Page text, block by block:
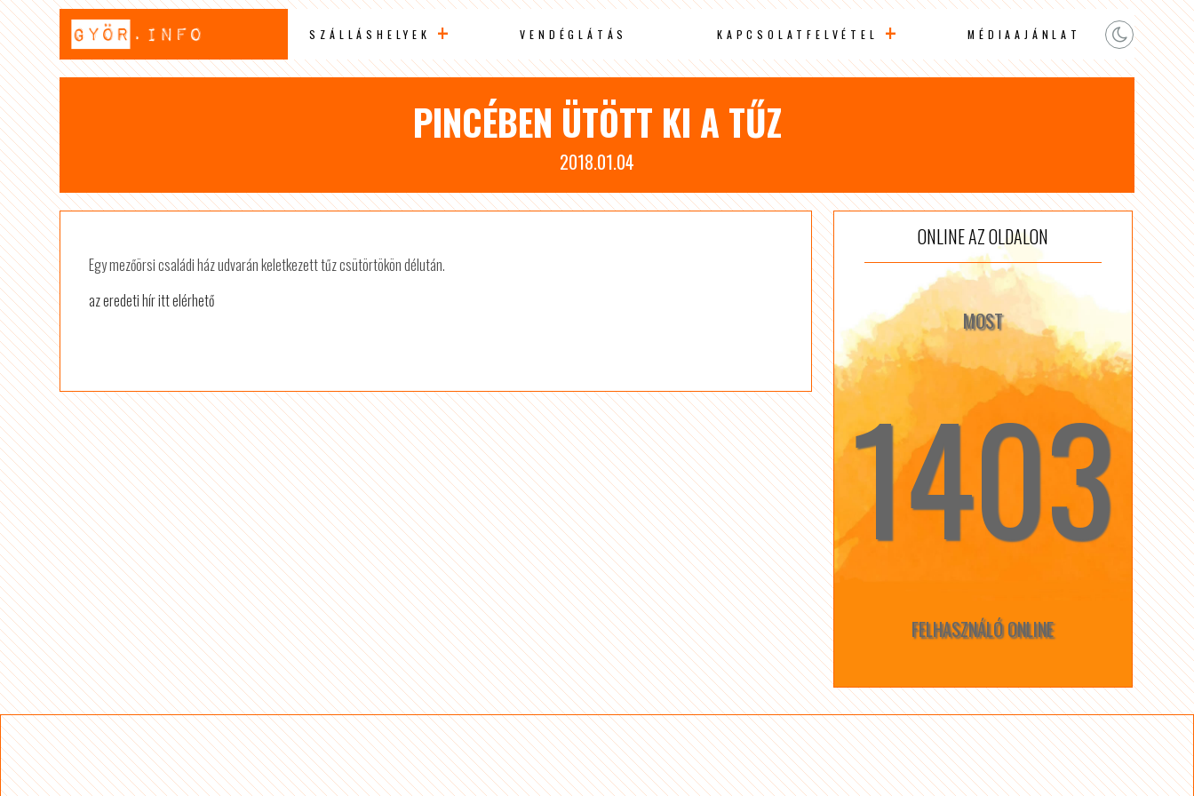
SZÁLLÁSHELYEK VENDÉGLÁTÁS KAPCSOLATFELVÉTEL MÉDIAAJÁNLAT
PINCÉBEN ÜTÖTT KI A TŰZ
2018.01.04
Egy mezőörsi családi ház udvarán keletkezett tűz csütörtökön délután.
az eredeti hír itt elérhető
ONLINE AZ OLDALON
MOST
☆ 1403 ☆
FELHASZNÁLÓ ONLINE